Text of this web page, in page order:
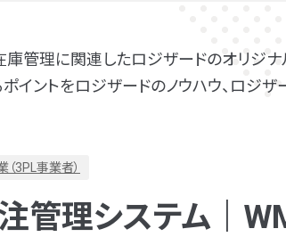
庫管理に関連したロジザードのオリジナ
ントをロジザードのノウハウ、ロジザ
3PL事業者）
管理システム｜